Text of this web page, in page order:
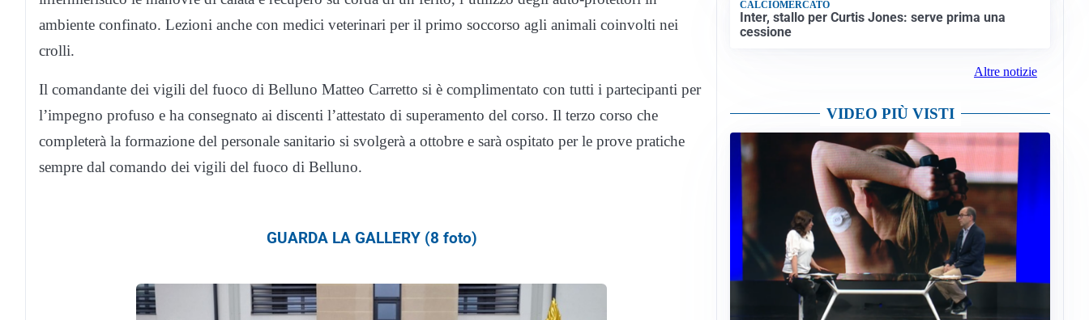
ambiente confinato. Lezioni anche con medici veterinari per il primo soccorso agli animali coinvolti nei
crolli.
Il comandante dei vigili del fuoco di Belluno Matteo Carretto si è complimentato con tutti i partecipanti per
l’impegno profuso e ha consegnato ai discenti l’attestato di superamento del corso. Il terzo corso che
completerà la formazione del personale sanitario si svolgerà a ottobre e sarà ospitato per le prove pratiche
sempre dal comando dei vigili del fuoco di Belluno.
GUARDA LA GALLERY (8 foto)
CALCIOMERCATO
Inter, stallo per Curtis Jones: serve prima una
cessione
Altre notizie
VIDEO PIÙ VISTI